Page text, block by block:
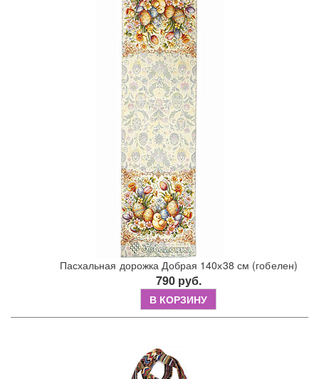
Пасхальная дорожка Добрая 140х38 см (гобелен)
790 руб.
В КОРЗИНУ